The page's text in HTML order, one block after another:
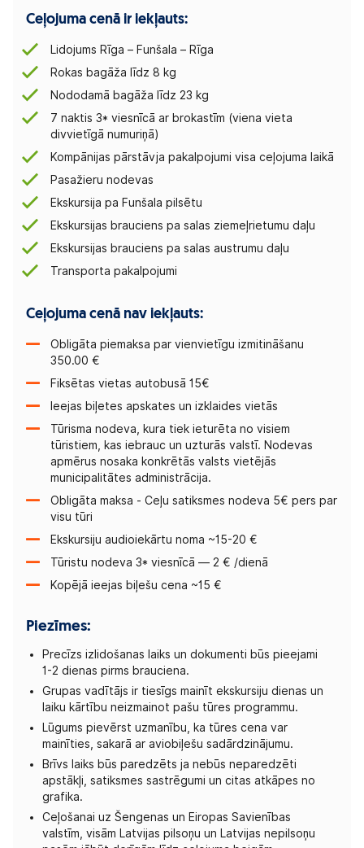
Ceļojuma cenā ir iekļauts:
Lidojums Rīga – Funšala – Rīga
Rokas bagāža līdz 8 kg
Nododamā bagāža līdz 23 kg
7 naktis 3* viesnīcā ar brokastīm (viena vieta
divvietīgā numuriņā)
Kompānijas pārstāvja pakalpojumi visa ceļojuma laikā
Pasažieru nodevas
Ekskursija pa Funšala pilsētu
Ekskursijas brauciens pa salas ziemeļrietumu daļu
Ekskursijas brauciens pa salas austrumu daļu
Transporta pakalpojumi
Ceļojuma cenā nav iekļauts:
Obligāta piemaksa par vienvietīgu izmitināšanu
350.00 €
Fiksētas vietas autobusā 15€
Ieejas biļetes apskates un izklaides vietās
Tūrisma nodeva, kura tiek ieturēta no visiem
tūristiem, kas iebrauc un uzturās valstī. Nodevas
apmērus nosaka konkrētās valsts vietējās
municipalitātes administrācija.
Obligāta maksa - Ceļu satiksmes nodeva 5€ pers par
visu tūri
Ekskursiju audioiekārtu noma ~15-20 €
Tūristu nodeva 3* viesnīcā — 2 € /dienā
Kopējā ieejas biļešu cena ~15 €
Piezīmes:
Precīzs izlidošanas laiks un dokumenti būs pieejami
1-2 dienas pirms brauciena.
Grupas vadītājs ir tiesīgs mainīt ekskursiju dienas un
laiku kārtību neizmainot pašu tūres programmu.
Lūgums pievērst uzmanību, ka tūres cena var
mainīties, sakarā ar aviobiļešu sadārdzinājumu.
Brīvs laiks būs paredzēts ja nebūs neparedzēti
apstākļi, satiksmes sastrēgumi un citas atkāpes no
grafika.
Ceļošanai uz Šengenas un Eiropas Savienības
valstīm, visām Latvijas pilsoņu un Latvijas nepilsoņu